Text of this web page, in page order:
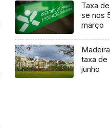
Taxa
se nos
março
taxa de
junho